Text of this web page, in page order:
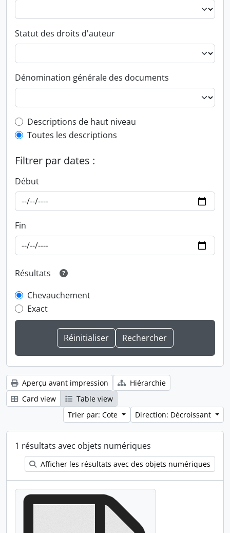
Statut des droits d'auteur
Dénomination générale des documents
Top-level description filter
Descriptions de haut niveau
Toutes les descriptions
Filtrer par dates :
Début
Fin
Résultats
Chevauchement
Exact
Aperçu avant impression
Hiérarchie
Card view
Table view
Trier par: Cote
Direction: Décroissant
1 résultats avec objets numériques
Afficher les résultats avec des objets numériques